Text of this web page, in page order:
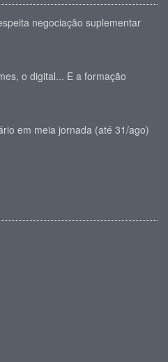
negociação suplementar
o digital... E a formação
em meia jornada (até 31/ago)